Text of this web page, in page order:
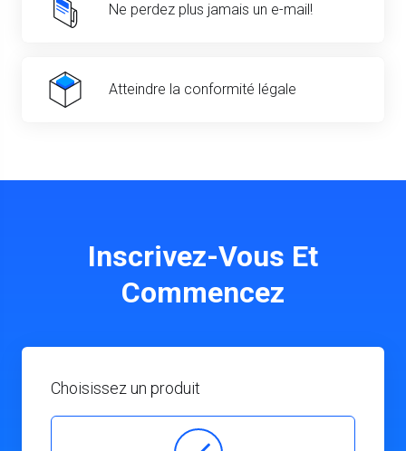
Ne perdez plus jamais un e-mail!
Atteindre la conformité légale
Inscrivez-Vous Et
Commencez
Choisissez un produit